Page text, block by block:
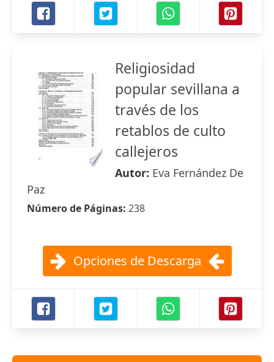
Religiosidad
popular sevillana a
través de los
retablos de culto
callejeros
Autor: Eva Fernández De
Paz
Número de Páginas: 238
Opciones de Descarga